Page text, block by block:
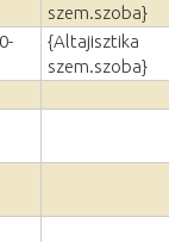
szem.szoba}
{Altajisztika
szem.szoba}